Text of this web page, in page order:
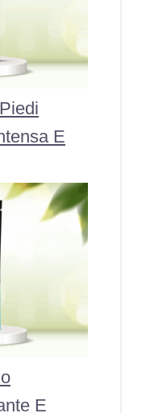
E
E